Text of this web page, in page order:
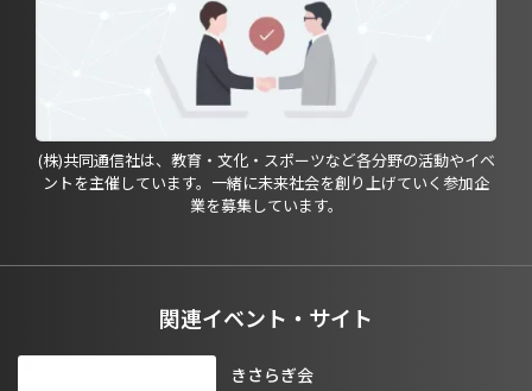
(株)共同通信社は、教育・文化・スポーツなど各分野の活動やイベ
ントを主催しています。一緒に未来社会を創り上げていく参加企
業を募集しています。
関連イベント・サイト
きさらぎ会